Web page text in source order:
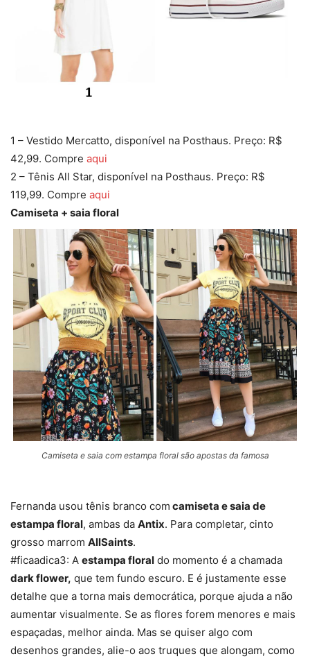
1 – Vestido Mercatto, disponível na Posthaus. Preço: R$
42,99. Compre aqui
2 – Tênis All Star, disponível na Posthaus. Preço: R$
119,99. Compre aqui
Camiseta + saia floral
Camiseta e saia com estampa floral são apostas da famosa
Fernanda usou tênis branco com camiseta e saia de
estampa floral, ambas da Antix. Para completar, cinto
grosso marrom AllSaints.
#ficaadica3: A estampa floral do momento é a chamada
dark flower, que tem fundo escuro. E é justamente esse
detalhe que a torna mais democrática, porque ajuda a não
aumentar visualmente. Se as flores forem menores e mais
espaçadas, melhor ainda. Mas se quiser algo com
desenhos grandes, alie-o aos truques que alongam, como